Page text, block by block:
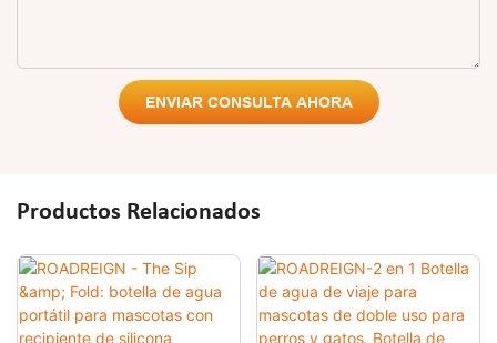
ENVIAR CONSULTA AHORA
Productos Relacionados